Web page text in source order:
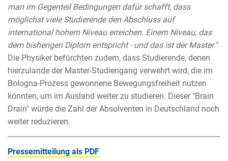
man im Gegenteil Bedingungen dafür schafft, dass
möglichst viele Studierende den Abschluss auf
international hohem Niveau erreichen. Einem Niveau, das
dem bisherigen Diplom entspricht - und das ist der Master."
Die Physiker befürchten zudem, dass Studierende, denen
hierzulande der Master-Studiengang verwehrt wird, die im
Bologna-Prozess gewonnene Bewegungsfreiheit nutzen
könnten, um im Ausland weiter zu studieren. Dieser "Brain
Drain" würde die Zahl der Absolventen in Deutschland noch
weiter reduzieren.
Pressemitteilung als PDF